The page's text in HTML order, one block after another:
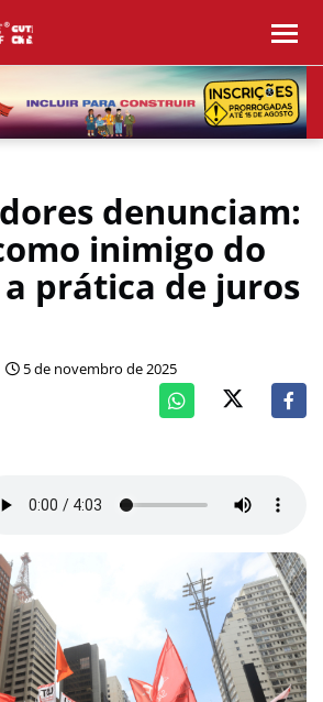
denunciam:
inimigo do
prática de juros
5 de novembro de 2025